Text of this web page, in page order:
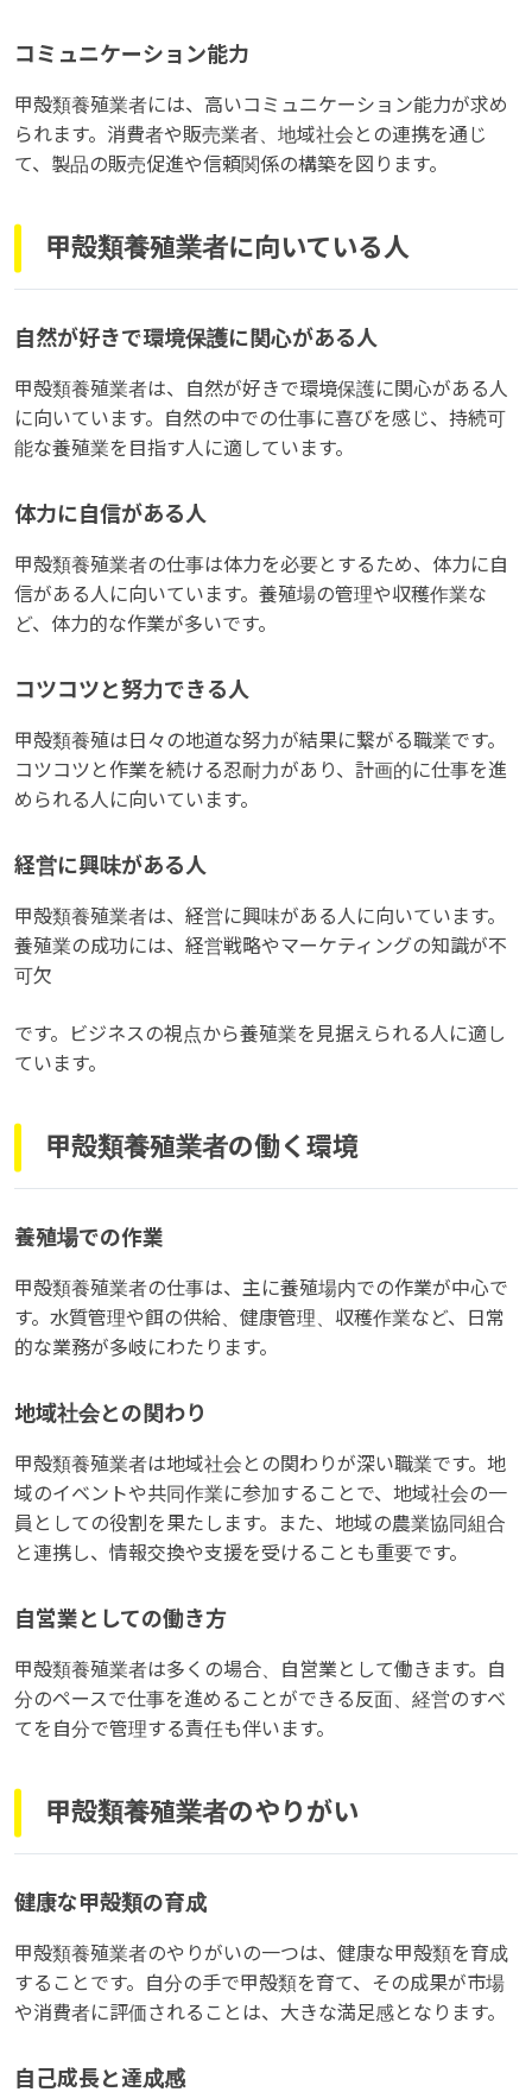
コミュニケーション能力
甲殻類養殖業者には、高いコミュニケーション能力が求め
られます。消費者や販売業者、地域社会との連携を通じ
て、製品の販売促進や信頼関係の構築を図ります。
甲殻類養殖業者に向いている人
自然が好きで環境保護に関心がある人
甲殻類養殖業者は、自然が好きで環境保護に関心がある人
に向いています。自然の中での仕事に喜びを感じ、持続可
能な養殖業を目指す人に適しています。
体力に自信がある人
甲殻類養殖業者の仕事は体力を必要とするため、体力に自
信がある人に向いています。養殖場の管理や収穫作業な
ど、体力的な作業が多いです。
コツコツと努力できる人
甲殻類養殖は日々の地道な努力が結果に繋がる職業です。
コツコツと作業を続ける忍耐力があり、計画的に仕事を進
められる人に向いています。
経営に興味がある人
甲殻類養殖業者は、経営に興味がある人に向いています。
養殖業の成功には、経営戦略やマーケティングの知識が不
可欠
です。ビジネスの視点から養殖業を見据えられる人に適し
ています。
甲殻類養殖業者の働く環境
養殖場での作業
甲殻類養殖業者の仕事は、主に養殖場内での作業が中心で
す。水質管理や餌の供給、健康管理、収穫作業など、日常
的な業務が多岐にわたります。
地域社会との関わり
甲殻類養殖業者は地域社会との関わりが深い職業です。地
域のイベントや共同作業に参加することで、地域社会の一
員としての役割を果たします。また、地域の農業協同組合
と連携し、情報交換や支援を受けることも重要です。
自営業としての働き方
甲殻類養殖業者は多くの場合、自営業として働きます。自
分のペースで仕事を進めることができる反面、経営のすべ
てを自分で管理する責任も伴います。
甲殻類養殖業者のやりがい
健康な甲殻類の育成
甲殻類養殖業者のやりがいの一つは、健康な甲殻類を育成
することです。自分の手で甲殻類を育て、その成果が市場
や消費者に評価されることは、大きな満足感となります。
自己成長と達成感